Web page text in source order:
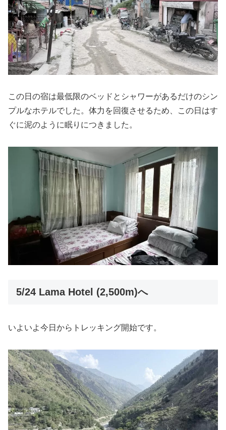
この日の宿は最低限のベッドとシャワーがあるだけのシン
プルなホテルでした。体力を回復させるため、この日はす
ぐに泥のように眠りにつきました。
5/24 Lama Hotel (2,500m)へ
いよいよ今日からトレッキング開始です。